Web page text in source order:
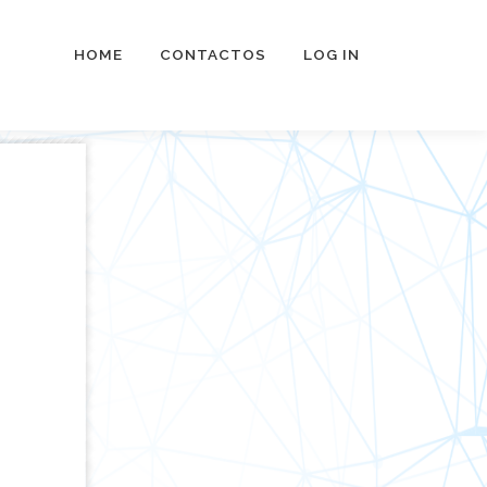
HOME CONTACTOS LOG IN